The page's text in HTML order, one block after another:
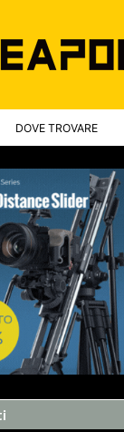
DOVE TROVARE